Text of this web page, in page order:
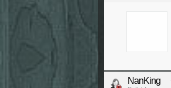
NanKing